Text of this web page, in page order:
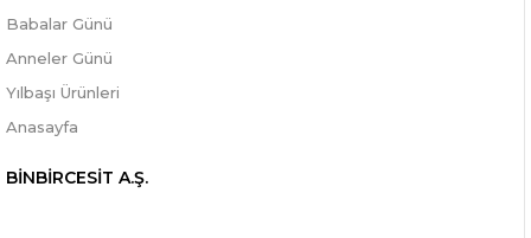
Babalar Günü
Anneler Günü
Yılbaşı Ürünleri
Anasayfa
BİNBİRCESİT A.Ş.